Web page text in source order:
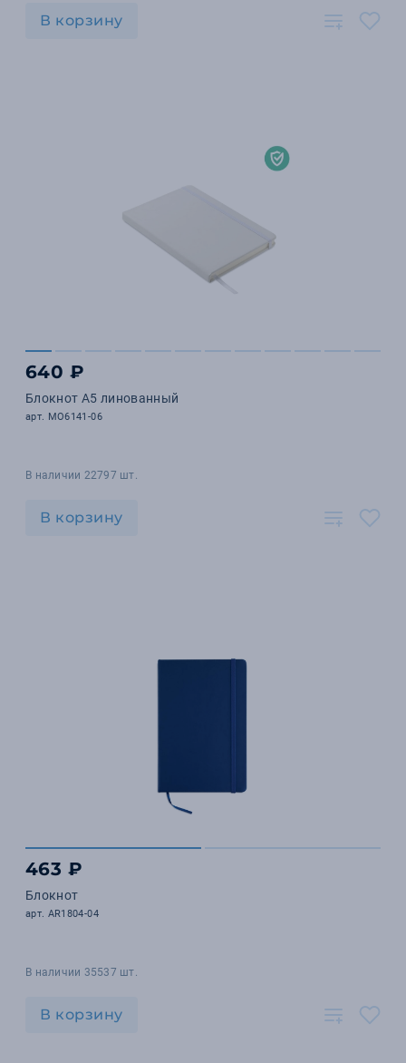
В корзину
640 ₽
Блокнот А5 линованный
арт. MO6141-06
В наличии 22797 шт.
В корзину
463 ₽
Блокнот
арт. AR1804-04
В наличии 35537 шт.
В корзину